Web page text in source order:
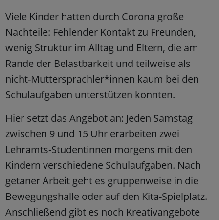
Viele Kinder hatten durch Corona große
Nachteile: Fehlender Kontakt zu Freunden,
wenig Struktur im Alltag und Eltern, die am
Rande der Belastbarkeit und teilweise als
nicht-Muttersprachler*innen kaum bei den
Schulaufgaben unterstützen konnten.
Hier setzt das Angebot an: Jeden Samstag
zwischen 9 und 15 Uhr erarbeiten zwei
Lehramts-Studentinnen morgens mit den
Kindern verschiedene Schulaufgaben. Nach
getaner Arbeit geht es gruppenweise in die
Bewegungshalle oder auf den Kita-Spielplatz.
Anschließend gibt es noch Kreativangebote